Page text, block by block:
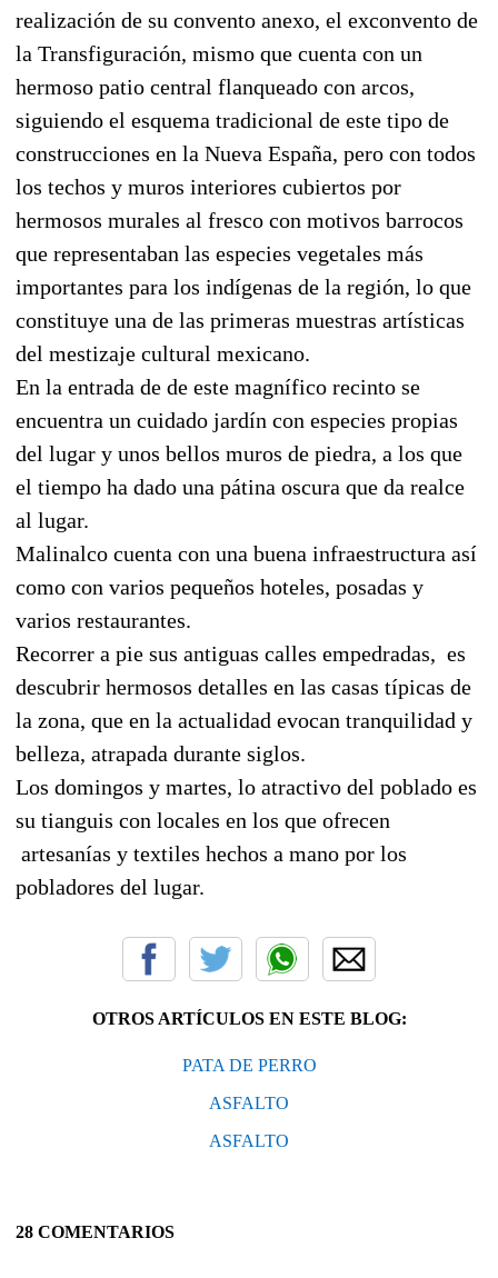
realización de su convento anexo, el exconvento de
la Transfiguración, mismo que cuenta con un
hermoso patio central flanqueado con arcos,
siguiendo el esquema tradicional de este tipo de
construcciones en la Nueva España, pero con todos
los techos y muros interiores cubiertos por
hermosos murales al fresco con motivos barrocos
que representaban las especies vegetales más
importantes para los indígenas de la región, lo que
constituye una de las primeras muestras artísticas
del mestizaje cultural mexicano.
En la entrada de de este magnífico recinto se
encuentra un cuidado jardín con especies propias
del lugar y unos bellos muros de piedra, a los que
el tiempo ha dado una pátina oscura que da realce
al lugar.
Malinalco cuenta con una buena infraestructura así
como con varios pequeños hoteles, posadas y
varios restaurantes.
Recorrer a pie sus antiguas calles empedradas, es
descubrir hermosos detalles en las casas típicas de
la zona, que en la actualidad evocan tranquilidad y
belleza, atrapada durante siglos.
Los domingos y martes, lo atractivo del poblado es
su tianguis con locales en los que ofrecen
artesanías y textiles hechos a mano por los
pobladores del lugar.
OTROS ARTÍCULOS EN ESTE BLOG:
PATA DE PERRO
ASFALTO
ASFALTO
28 COMENTARIOS